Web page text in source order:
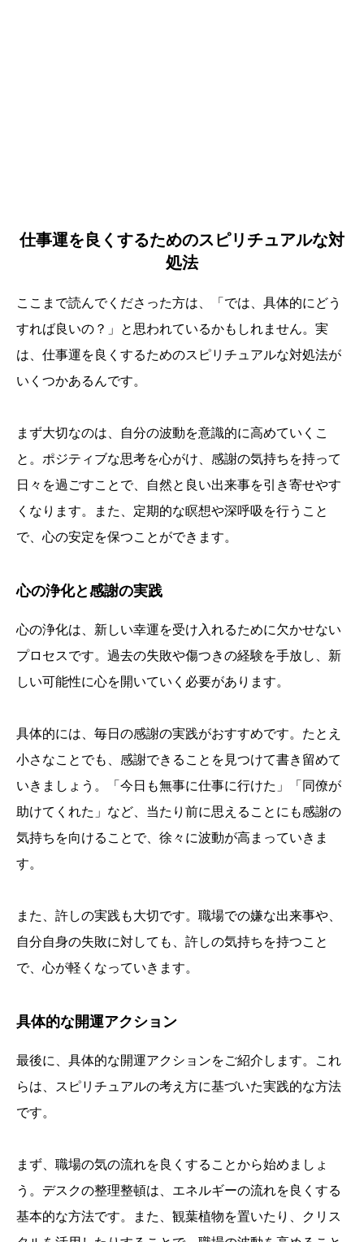
仕事運を良くするためのスピリチュアルな対
処法
ここまで読んでくださった方は、「では、具体的にどう
すれば良いの？」と思われているかもしれません。実
は、仕事運を良くするためのスピリチュアルな対処法が
いくつかあるんです。
まず大切なのは、自分の波動を意識的に高めていくこ
と。ポジティブな思考を心がけ、感謝の気持ちを持って
日々を過ごすことで、自然と良い出来事を引き寄せやす
くなります。また、定期的な瞑想や深呼吸を行うこと
で、心の安定を保つことができます。
心の浄化と感謝の実践
心の浄化は、新しい幸運を受け入れるために欠かせない
プロセスです。過去の失敗や傷つきの経験を手放し、新
しい可能性に心を開いていく必要があります。
具体的には、毎日の感謝の実践がおすすめです。たとえ
小さなことでも、感謝できることを見つけて書き留めて
いきましょう。「今日も無事に仕事に行けた」「同僚が
助けてくれた」など、当たり前に思えることにも感謝の
気持ちを向けることで、徐々に波動が高まっていきま
す。
また、許しの実践も大切です。職場での嫌な出来事や、
自分自身の失敗に対しても、許しの気持ちを持つこと
で、心が軽くなっていきます。
具体的な開運アクション
最後に、具体的な開運アクションをご紹介します。これ
らは、スピリチュアルの考え方に基づいた実践的な方法
です。
まず、職場の気の流れを良くすることから始めましょ
う。デスクの整理整頓は、エネルギーの流れを良くする
基本的な方法です。また、観葉植物を置いたり、クリス